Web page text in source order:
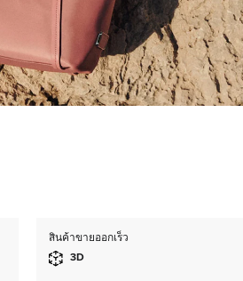
สินค้าขายออกเร็ว
3D